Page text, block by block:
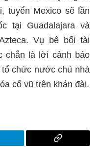
tuyển Mexico sẽ lần
tại Guadalajara và
Vụ bê bối tài
chắn là lời cảnh báo
tổ chức nước chủ nhà
cổ vũ trên khán đài.
Copy